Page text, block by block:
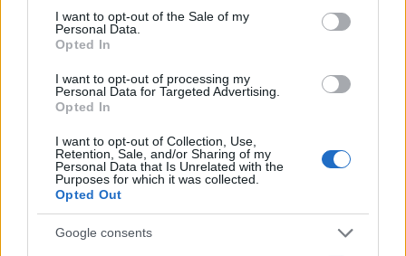
consent section.
I want to opt-out of the Sale of my
Personal Data.
Opted In
I want to opt-out of processing my
Personal Data for Targeted Advertising.
Opted In
I want to opt-out of Collection, Use,
Retention, Sale, and/or Sharing of my
Personal Data that Is Unrelated with the
Purposes for which it was collected.
Opted Out
Google consents